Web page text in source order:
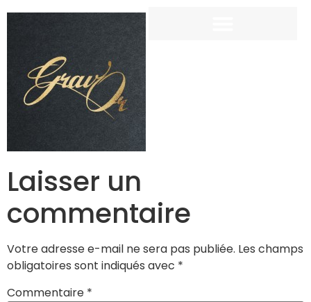
Laisser un
commentaire
Votre adresse e-mail ne sera pas publiée. Les champs
obligatoires sont indiqués avec *
Commentaire *